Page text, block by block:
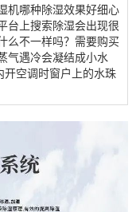
机哪种除湿效果好细心
台上搜索除湿会出现很
么不一样吗？需要购买
气遇冷会凝结成小水
开空调时窗户上的水珠